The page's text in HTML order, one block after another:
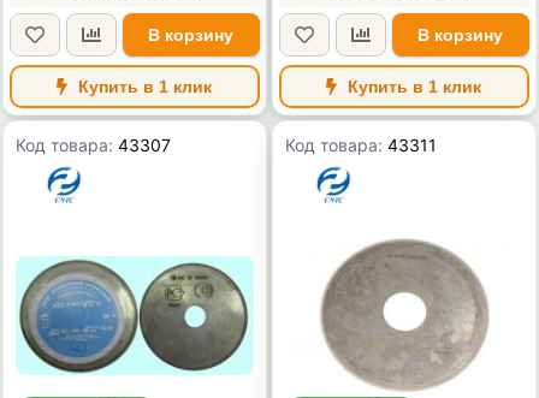
В корзину
Купить в 1 клик
В корзину
Купить в 1 клик
Код товара:43307 Код товара:43311